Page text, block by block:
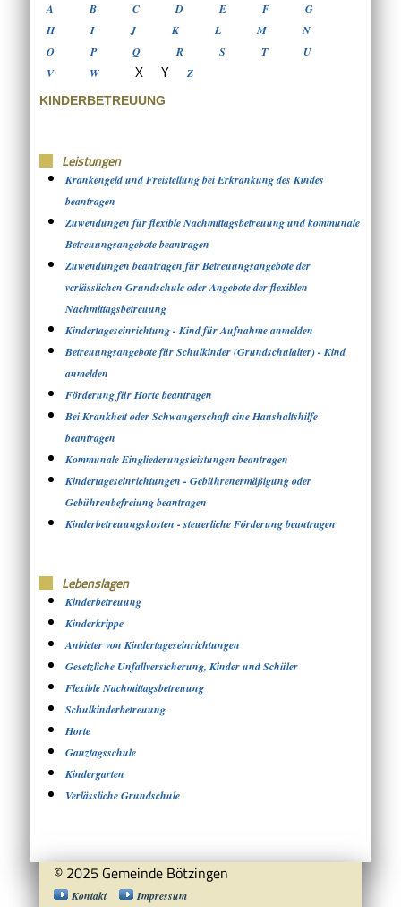
A B C D E F
G
H
I J K L M
N
O
P Q R S T
U
V
W X Y Z
KINDERBETREUUNG
Leistungen
Krankengeld und Freistellung bei Erkrankung des Kindes
beantragen
Zuwendungen für flexible Nachmittagsbetreuung und kommunale
Betreuungsangebote beantragen
Zuwendungen beantragen für Betreuungsangebote der
verlässlichen Grundschule oder Angebote der flexiblen
Nachmittagsbetreuung
Kindertageseinrichtung - Kind für Aufnahme anmelden
Betreuungsangebote für Schulkinder (Grundschulalter) - Kind
anmelden
Förderung für Horte beantragen
Bei Krankheit oder Schwangerschaft eine Haushaltshilfe
beantragen
Kommunale Eingliederungsleistungen beantragen
Kindertageseinrichtungen - Gebührenermäßigung oder
Gebührenbefreiung beantragen
Kinderbetreuungskosten - steuerliche Förderung beantragen
Lebenslagen
Kinderbetreuung
Kinderkrippe
Anbieter von Kindertageseinrichtungen
Gesetzliche Unfallversicherung, Kinder und Schüler
Flexible Nachmittagsbetreuung
Schulkinderbetreuung
Horte
Ganztagsschule
Kindergarten
Verlässliche Grundschule
© 2025 Gemeinde Bötzingen
Kontakt Impressum